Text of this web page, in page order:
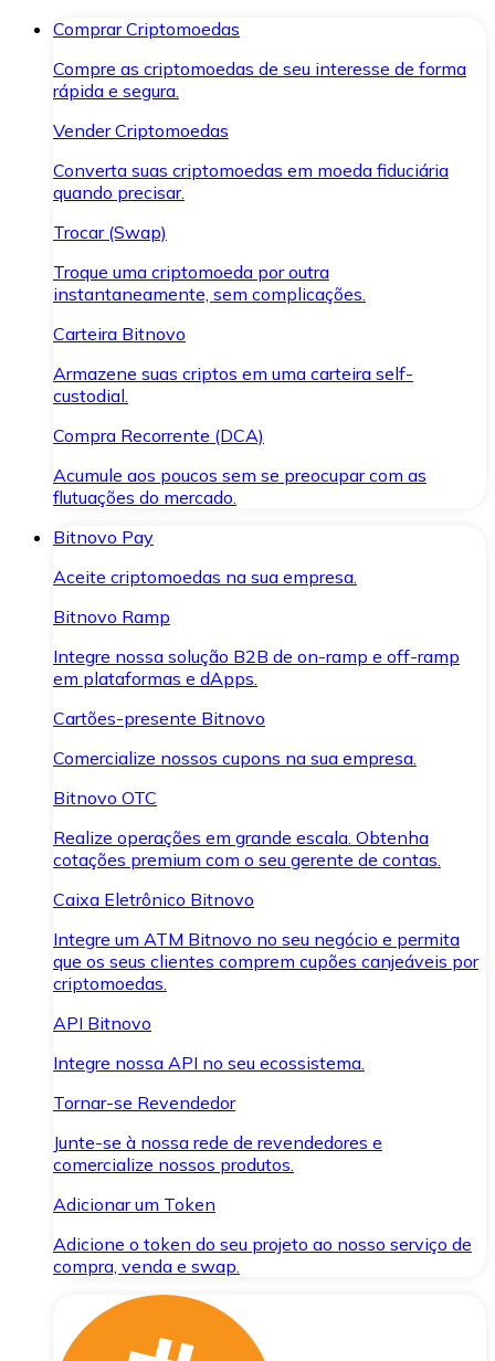
Comprar Criptomoedas
Compre as criptomoedas de seu interesse de forma
rápida e segura.
Vender Criptomoedas
Converta suas criptomoedas em moeda fiduciária
quando precisar.
Trocar (Swap)
Troque uma criptomoeda por outra
instantaneamente, sem complicações.
Carteira Bitnovo
Armazene suas criptos em uma carteira self-
custodial.
Compra Recorrente (DCA)
Acumule aos poucos sem se preocupar com as
flutuações do mercado.
Bitnovo Pay
Aceite criptomoedas na sua empresa.
Bitnovo Ramp
Integre nossa solução B2B de on-ramp e off-ramp
em plataformas e dApps.
Cartões-presente Bitnovo
Comercialize nossos cupons na sua empresa.
Bitnovo OTC
Realize operações em grande escala. Obtenha
cotações premium com o seu gerente de contas.
Caixa Eletrônico Bitnovo
Integre um ATM Bitnovo no seu negócio e permita
que os seus clientes comprem cupões canjeáveis por
criptomoedas.
API Bitnovo
Integre nossa API no seu ecossistema.
Tornar-se Revendedor
Junte-se à nossa rede de revendedores e
comercialize nossos produtos.
Adicionar um Token
Adicione o token do seu projeto ao nosso serviço de
compra, venda e swap.